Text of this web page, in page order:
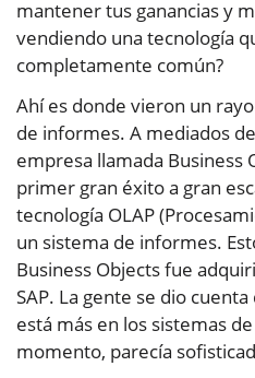
mantener tus ganancias y
vendiendo una tecnología
completamente común?
Ahí es donde vieron un
de informes. A mediados
empresa llamada Business
primer gran éxito a gran
tecnología OLAP
un sistema de informes.
Business Objects fue
SAP. La gente se dio
está más en los sistemas
momento, parecía